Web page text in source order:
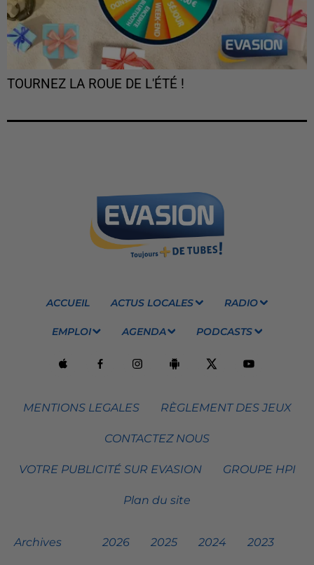
TOURNEZ LA ROUE DE L'ÉTÉ !
ACCUEIL ACTUS LOCALES RADIO
EMPLOI AGENDA PODCASTS
MENTIONS LEGALES RÈGLEMENT DES JEUX
CONTACTEZ NOUS
VOTRE PUBLICITÉ SUR EVASION GROUPE HPI
Plan du site
Archives 2026 2025 2024 2023